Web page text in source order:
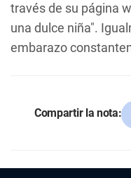
través de su página
una dulce niña".
embarazo
Compartir la nota: